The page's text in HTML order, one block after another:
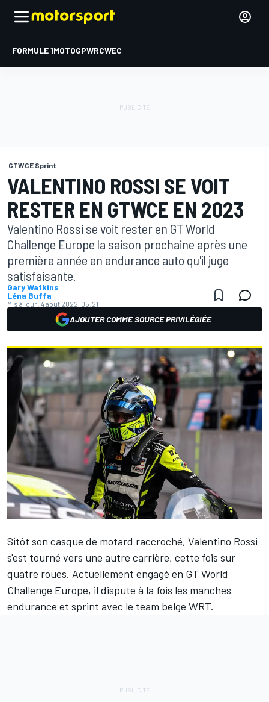
FORMULE 1MOTOGPWRCWEC
GTWCE Sprint
VALENTINO ROSSI SE VOIT
RESTER EN GTWCE EN 2023
Valentino Rossi se voit rester en GT World
Challenge Europe la saison prochaine après une
première année en endurance auto qu'il juge
satisfaisante.
Gary Watkins
Léna Buffa
Mis à jour: 4 août 2022, 05:21
AJOUTER COMME SOURCE PRIVILÉGIÉE
Sitôt son casque de motard raccroché, Valentino Rossi
s'est tourné vers une autre carrière, cette fois sur
quatre roues. Actuellement engagé en GT World
Challenge Europe, il dispute à la fois les manches
endurance et sprint avec le team belge WRT.